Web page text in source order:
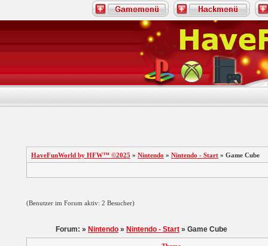
HaveFunWorld by HFW™ ©2025 » Nintendo » Nintendo - Start » Game Cube
(Benutzer im Forum aktiv: 2 Besucher)
Forum: » Nintendo » Nintendo - Start » Game Cube